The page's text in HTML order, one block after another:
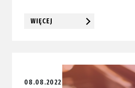
WIĘCEJ
08.08.2022